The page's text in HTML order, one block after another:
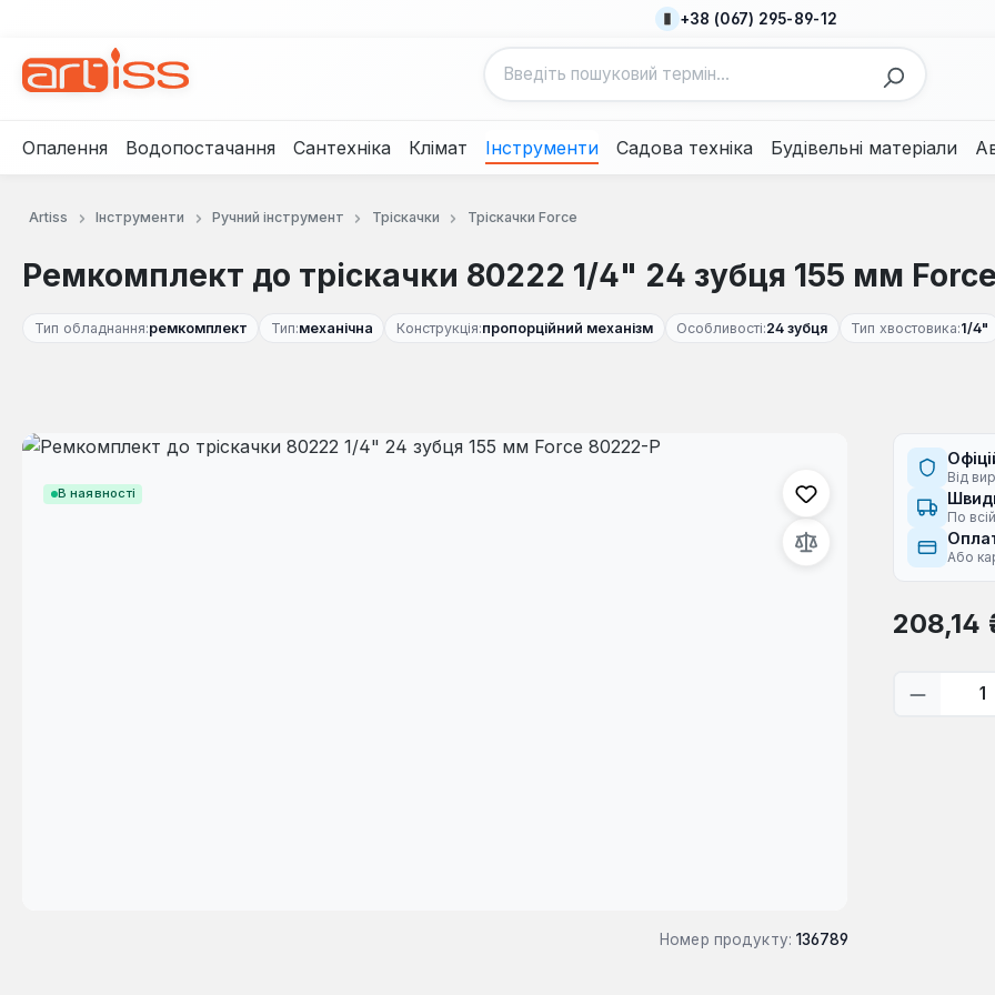
+38 (067) 295-89-12
Опалення Водопостачання Сантехніка Клімат Інструменти Садова техніка Будівельні матеріали
Artiss Інструменти Ручний інструмент Тріскачки Тріскачки Force
Ремкомплект до тріскачки 80222 1/4" 24 зубця 155 мм
Тип обладнання:ремкомплект Тип:механічна Конструкція:пропорційний механізм Особливості:24 зубця Тип хвостовика:1/4"
В наявності
Пропустити галерею зображень
Номер продукту: 136789
Від
По
Або
Звичайна
208,14